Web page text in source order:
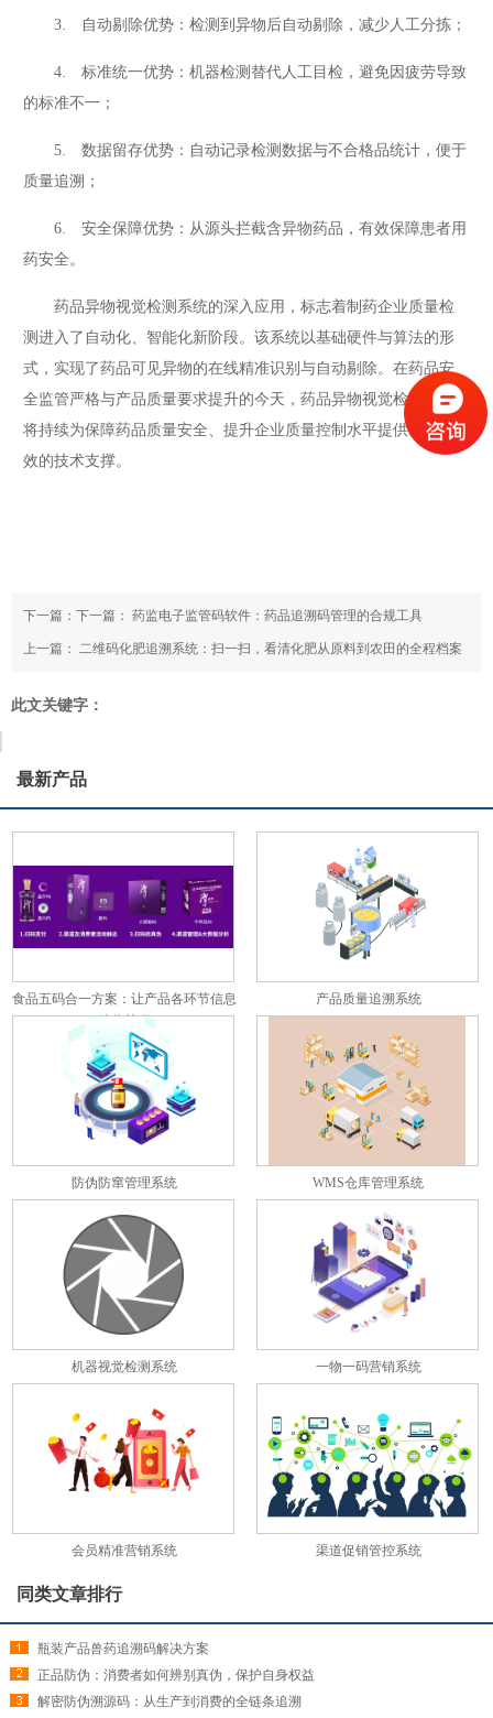
3. 自动剔除优势：检测到异物后自动剔除，减少人工分拣；
4. 标准统一优势：机器检测替代人工目检，避免因疲劳导致
的标准不一；
5. 数据留存优势：自动记录检测数据与不合格品统计，便于
质量追溯；
6. 安全保障优势：从源头拦截含异物药品，有效保障患者用
药安全。
药品异物视觉检测系统的深入应用，标志着制药企业质量检
测进入了自动化、智能化新阶段。该系统以基础硬件与算法的形
式，实现了药品可见异物的在线精准识别与自动剔除。在药品安
全监管严格与产品质量要求提升的今天，药品异物视觉检测系统
将持续为保障药品质量安全、提升企业质量控制水平提供基础有
效的技术支撑。
下一篇：下一篇：药监电子监管码软件：药品追溯码管理的合规工具
上一篇：二维码化肥追溯系统：扫一扫，看清化肥从原料到农田的全程档案
此文关键字：
最新产品
食品五码合一方案：让产品各环节信息
彼此关联
产品质量追溯系统
防伪防窜管理系统 WMS仓库管理系统
机器视觉检测系统 一物一码营销系统
会员精准营销系统 渠道促销管控系统
同类文章排行
瓶装产品兽药追溯码解决方案
正品防伪：消费者如何辨别真伪，保护自身权益
解密防伪溯源码：从生产到消费的全链条追溯